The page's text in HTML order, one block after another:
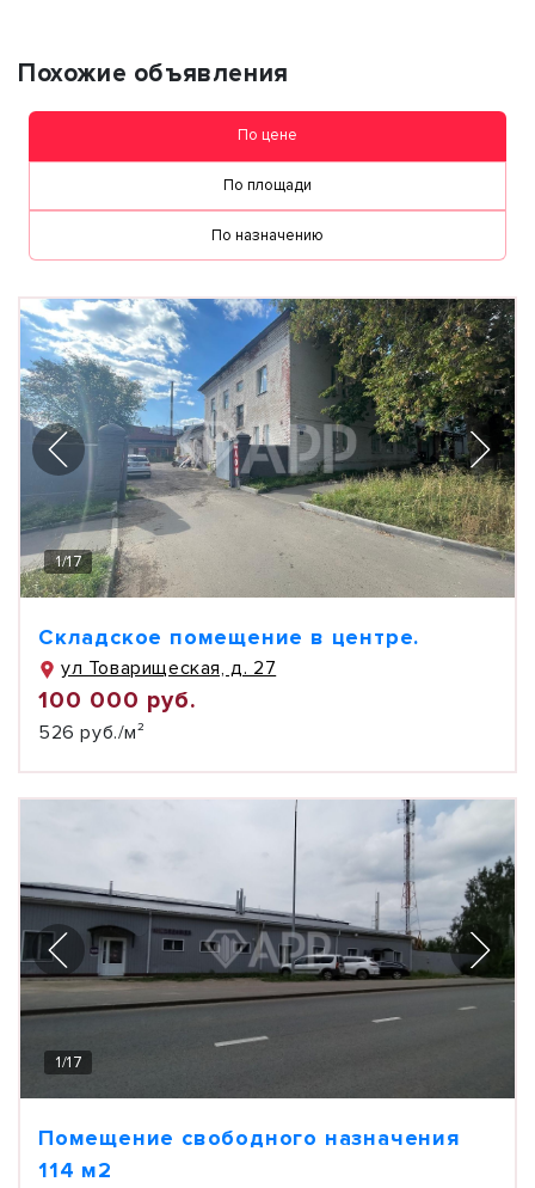
Похожие объявления
По цене
По площади
По назначению
1/17
Складское помещение в центре.
ул Товарищеская, д. 27
100 000 руб.
526 руб./м²
1/17
Помещение свободного назначения
114 м2